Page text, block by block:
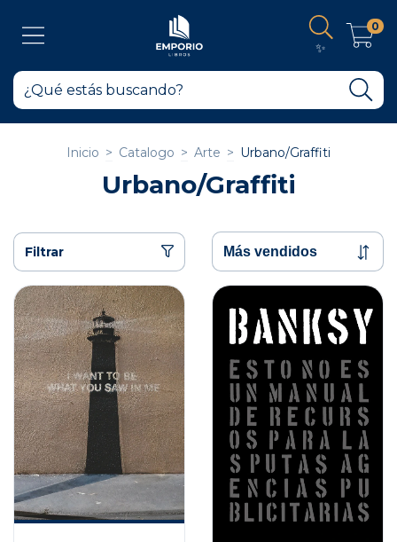
✨
0
Inicio > Catalogo > Arte > Urbano/Graffiti
Urbano/Graffiti
Filtrar